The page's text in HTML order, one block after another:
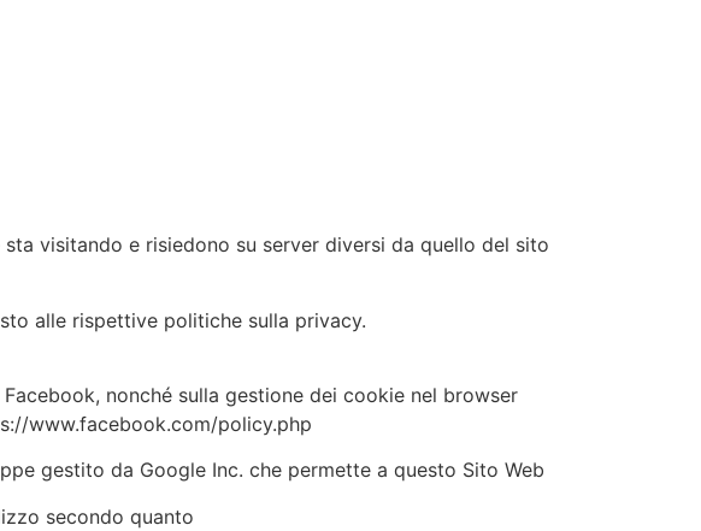
visitando e risiedono su server diversi da quello del sito
alle rispettive politiche sulla privacy.
nonché sulla gestione dei cookie nel browser
www.facebook.com/policy.php
gestito da Google Inc. che permette a questo Sito Web
secondo quanto